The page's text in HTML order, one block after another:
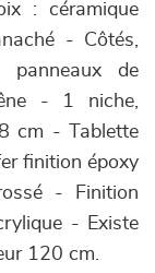
: céramique
- Côtés,
panneaux de
- 1 niche,
cm - Tablette
finition époxy
- Finition
- Existe
120 cm.